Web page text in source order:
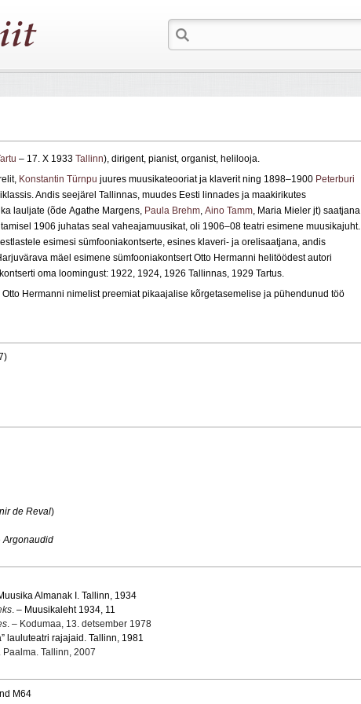
– 17. X 1933 Tallinn), dirigent, pianist, organist, helilooja.
Konstantin Türnpu juures muusikateooriat ja klaverit ning 1898–1900 Peterburi
Andis seejärel Tallinnas, muudes Eesti linnades ja maakirikutes
lauljate (õde Agathe Margens, Paula Brehm, Aino Tamm, Maria Mieler jt) saatjana
1906 juhatas seal vaheajamuusikat, oli 1906–08 teatri esimene muusikajuht.
esimesi sümfooniakontserte, esines klaveri- ja orelisaatjana, andis
mäel esimene sümfooniakontsert Otto Hermanni helitöödest autori
oma loomingust: 1922, 1924, 1926 Tallinnas, 1929 Tartus.
Hermanni nimelist preemiat pikaajalise kõrgetasemelise ja pühendunud töö
de Reval)
Argonaudid
Almanak I. Tallinn, 1934
. – Muusikaleht 1934, 11
. – Kodumaa, 13. detsember 1978
lauluteatri rajajaid. Tallinn, 1981
Paalma. Tallinn, 2007
M64